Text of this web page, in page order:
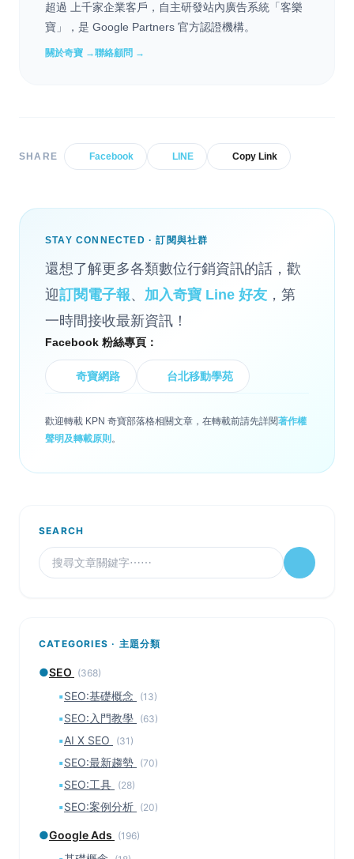
超過 上千家企業客戶，自主研發站內廣告系統「客樂
寶」，是 Google Partners 官方認證機構。
關於奇寶 →聯絡顧問 →
SHARE Facebook LINE Copy Link
STAY CONNECTED · 訂閱與社群
還想了解更多各類數位行銷資訊的話，歡
迎訂閱電子報、 加入奇寶 Line 好友 ，第
一時間接收最新資訊！
Facebook 粉絲專頁：
奇寶網路 台北移動學苑
歡迎轉載 KPN 奇寶部落格相關文章，在轉載前請先詳閱著作權
聲明及轉載原則 。
SEARCH
CATEGORIES · 主題分類
●SEO (368)
▪SEO:基礎概念 (13)
▪SEO:入門教學 (63)
▪AI X SEO (31)
▪SEO:最新趨勢 (70)
▪SEO:工具 (28)
▪SEO:案例分析 (20)
●Google Ads (196)